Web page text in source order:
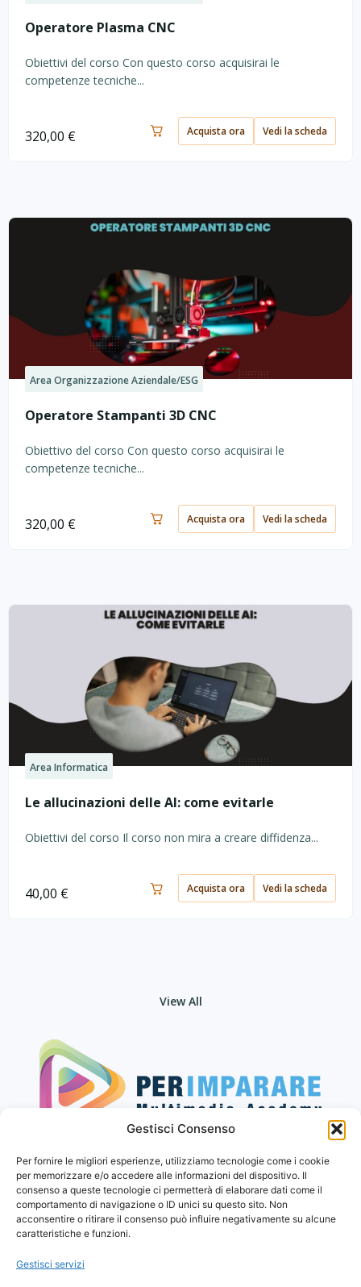
Gestisci Consenso
Per fornire le migliori esperienze, utilizziamo tecnologie come i cookie
per memorizzare e/o accedere alle informazioni del dispositivo. Il
consenso a queste tecnologie ci permetterà di elaborare dati come il
comportamento di navigazione o ID unici su questo sito. Non
acconsentire o ritirare il consenso può influire negativamente su alcune
caratteristiche e funzioni.
Gestisci servizi
Operatore Plasma CNC
Obiettivi del corso Con questo corso acquisirai le
competenze tecniche...
320,00 € Acquista ora Vedi la scheda
Area Organizzazione Aziendale/ESG
Operatore Stampanti 3D CNC
Obiettivo del corso Con questo corso acquisirai le
competenze tecniche...
320,00 € Acquista ora Vedi la scheda
Area Informatica
Le allucinazioni delle AI: come evitarle
Obiettivi del corso Il corso non mira a creare diffidenza...
40,00 € Acquista ora Vedi la scheda
View All
Privacy Policy
Cookies
Termini e Condizioni